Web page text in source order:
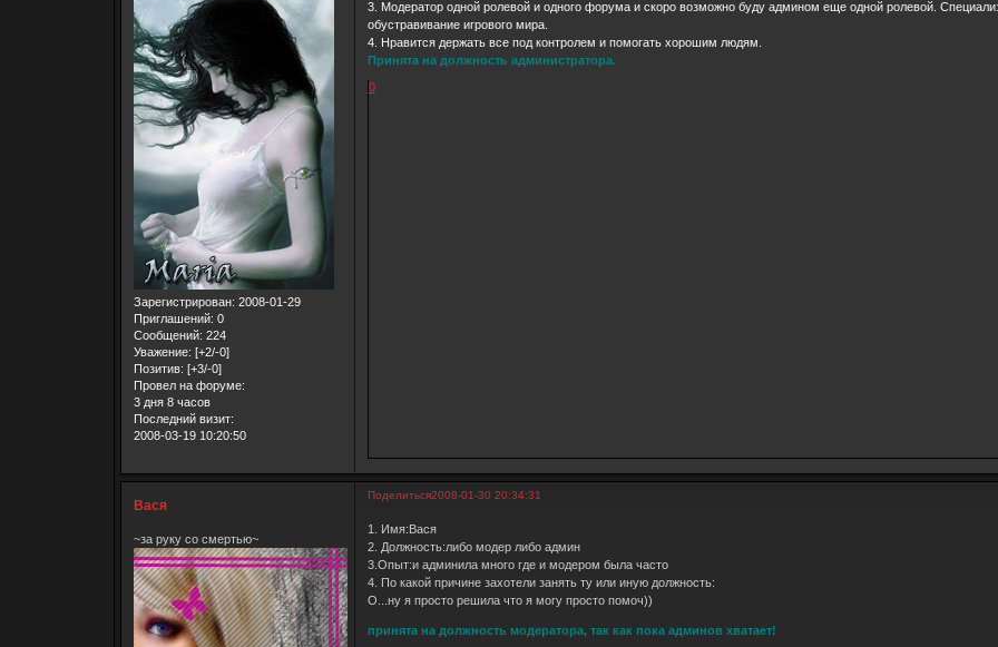
Зарегистрирован: 2008-01-29
Приглашений: 0
Сообщений: 224
Уважение: [+2/-0]
Позитив: [+3/-0]
Провел на форуме:
3 дня 8 часов
Последний визит:
2008-03-19 10:20:50
3. Модератор одной ролевой и одного форума и скоро возможно буду админом еще одной ролевой.
обустравивание игрового мира.
4. Нравится держать все под контролем и помогать хорошим людям.
Принята на должность администратора.
0
Поделиться2008-01-30 20:34:31
Вася
~за руку со смертью~
1. Имя:Вася
2. Должность:либо модер либо админ
3.Опыт:и админила много где и модером была часто
4. По какой причине захотели занять ту или иную должность:
О...ну я просто решила что я могу просто помоч))
принята на должность модератора, так как пока админов хватает!